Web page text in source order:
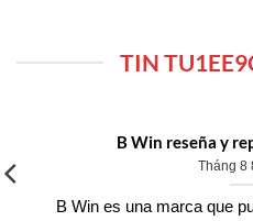
TIN
B Win reseña y
Tháng 8
B Win es una marca que